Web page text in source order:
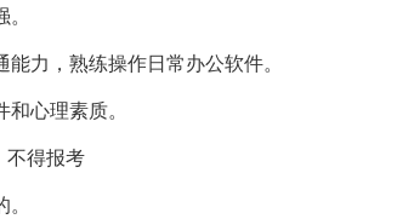
力，熟练操作日常办公软件。
心理素质。
得报考